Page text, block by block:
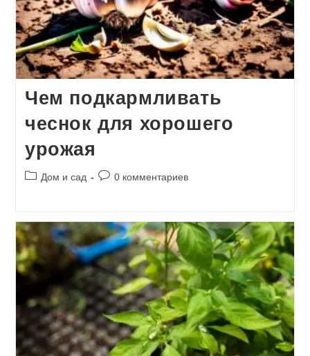
Чем подкармливать
чеснок для хорошего
урожая
РубрикаДом и сад
Комментарии
0 комментариев